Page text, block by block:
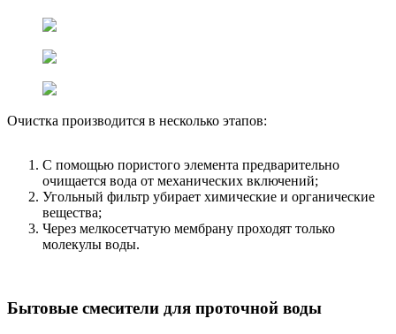
Очистка производится в несколько этапов:
С помощью пористого элемента предварительно
очищается вода от механических включений;
Угольный фильтр убирает химические и органические
вещества;
Через мелкосетчатую мембрану проходят только
молекулы воды.
Бытовые смесители для проточной воды